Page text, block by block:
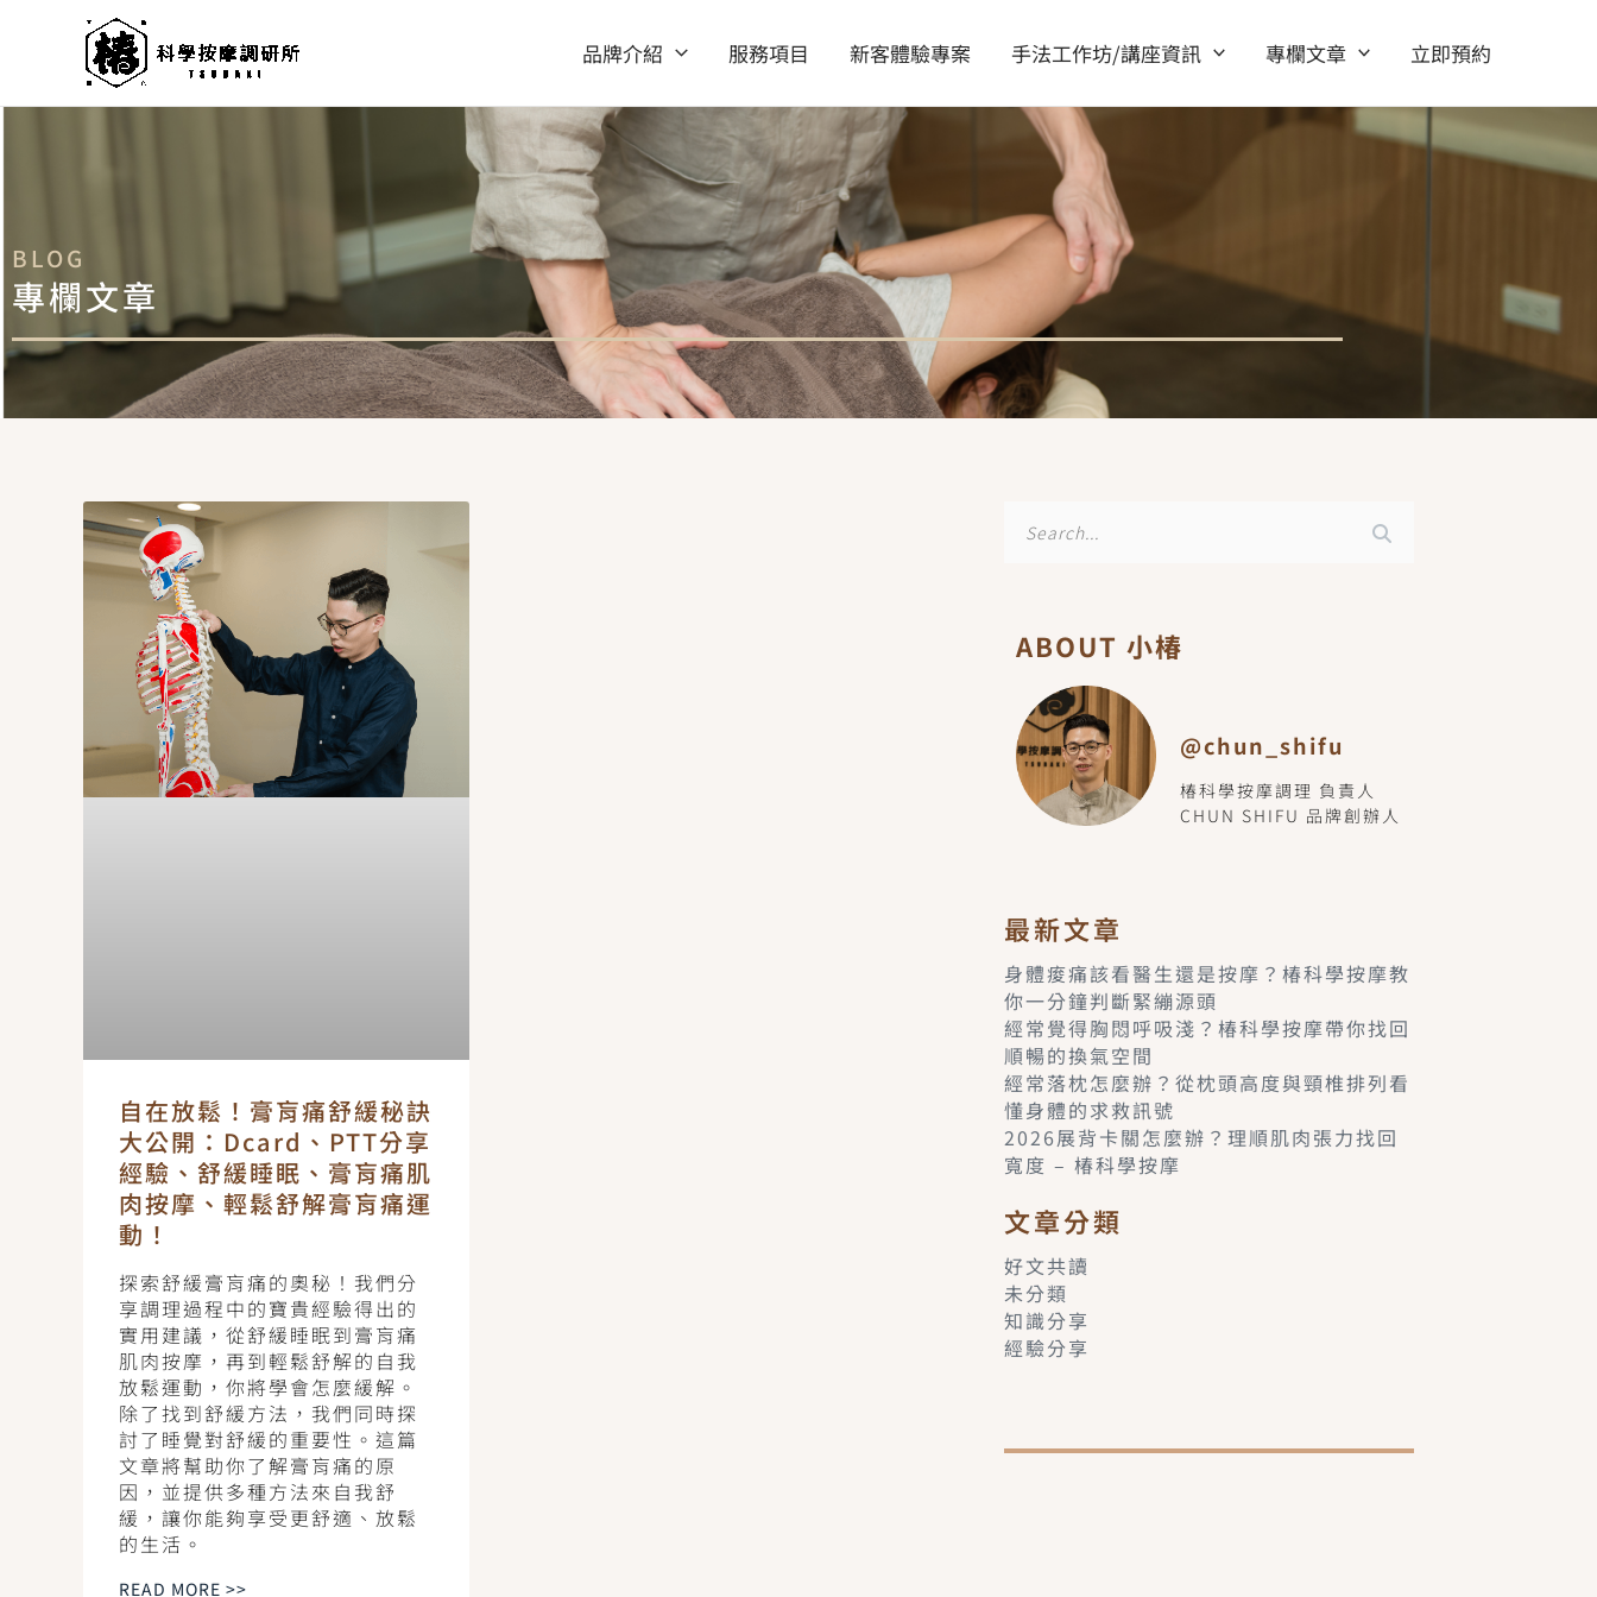
品牌介紹 服務項目 新客體驗專案 手法工作坊/講座資訊 專欄文章 立即預約
BLOG
專欄文章
自在放鬆！膏肓痛舒緩秘訣
大公開：Dcard、PTT分享
經驗、舒緩睡眠、膏肓痛肌
肉按摩、輕鬆舒解膏肓痛運
動！
探索舒緩膏肓痛的奧秘！我們分
享調理過程中的寶貴經驗得出的
實用建議，從舒緩睡眠到膏肓痛
肌肉按摩，再到輕鬆舒解的自我
放鬆運動，你將學會怎麼緩解。
除了找到舒緩方法，我們同時探
討了睡覺對舒緩的重要性。這篇
文章將幫助你了解膏肓痛的原
因，並提供多種方法來自我舒
緩，讓你能夠享受更舒適、放鬆
的生活。
READ MORE >>
ABOUT 小椿
@chun_shifu
椿科學按摩調理 負責人
CHUN SHIFU 品牌創辦人
最新文章
身體痠痛該看醫生還是按摩？椿科學按摩教
你一分鐘判斷緊繃源頭
經常覺得胸悶呼吸淺？椿科學按摩帶你找回
順暢的換氣空間
經常落枕怎麼辦？從枕頭高度與頸椎排列看
懂身體的求救訊號
2026展背卡關怎麼辦？理順肌肉張力找回
寬度 – 椿科學按摩
文章分類
好文共讀
未分類
知識分享
經驗分享